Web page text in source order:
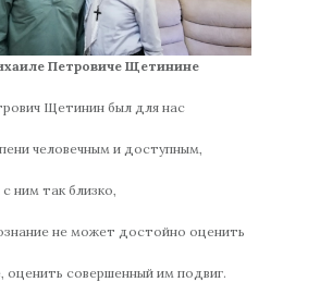
Петровиче Щетинине
Щетинин был для нас
человечным и доступным,
ним так близко,
не может достойно оценить
оценить совершенный им подвиг.